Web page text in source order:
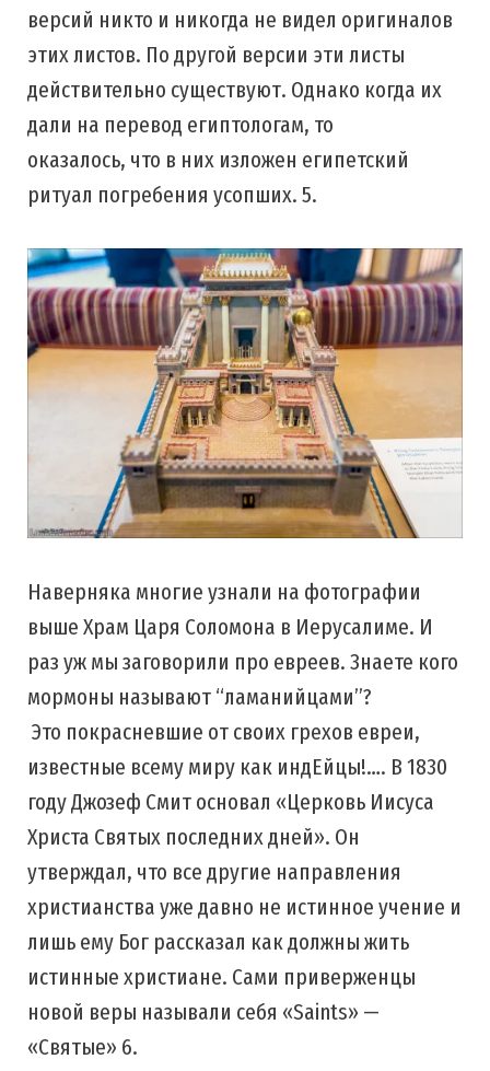
версий никто и никогда не видел оригиналов
этих листов. По другой версии эти листы
действительно существуют. Однако когда их
дали на перевод египтологам, то
оказалось, что в них изложен египетский
ритуал погребения усопших. 5.
Наверняка многие узнали на фотографии
выше Храм Царя Соломона в Иерусалиме. И
раз уж мы заговорили про евреев. Знаете кого
мормоны называют “ламанийцами”?
Это покрасневшие от своих грехов евреи,
известные всему миру как индЕйцы!…. В 1830
году Джозеф Смит основал «Церковь Иисуса
Христа Святых последних дней». Он
утверждал, что все другие направления
христианства уже давно не истинное учение и
лишь ему Бог рассказал как должны жить
истинные христиане. Сами приверженцы
новой веры называли себя «Saints» —
«Святые» 6.